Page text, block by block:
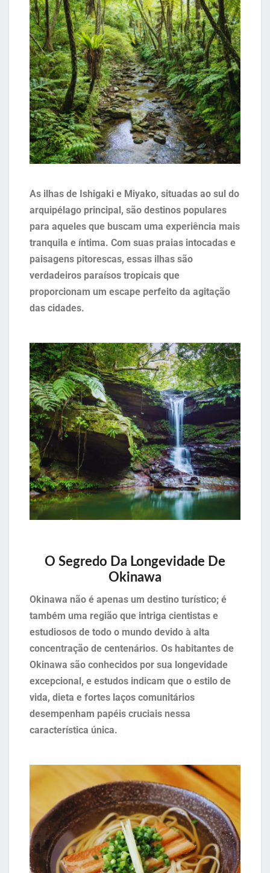
As ilhas de Ishigaki e Miyako, situadas ao sul do
arquipélago principal, são destinos populares
para aqueles que buscam uma experiência mais
tranquila e íntima. Com suas praias intocadas e
paisagens pitorescas, essas ilhas são
verdadeiros paraísos tropicais que
proporcionam um escape perfeito da agitação
das cidades.
O Segredo Da Longevidade De
Okinawa
Okinawa não é apenas um destino turístico; é
também uma região que intriga cientistas e
estudiosos de todo o mundo devido à alta
concentração de centenários. Os habitantes de
Okinawa são conhecidos por sua longevidade
excepcional, e estudos indicam que o estilo de
vida, dieta e fortes laços comunitários
desempenham papéis cruciais nessa
característica única.